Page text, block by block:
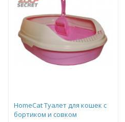
HomeCat Туалет для кошек с
бортиком и совком